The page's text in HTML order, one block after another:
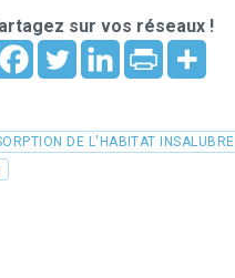
sur vos réseaux !
DE L'HABITAT INSALUBRE